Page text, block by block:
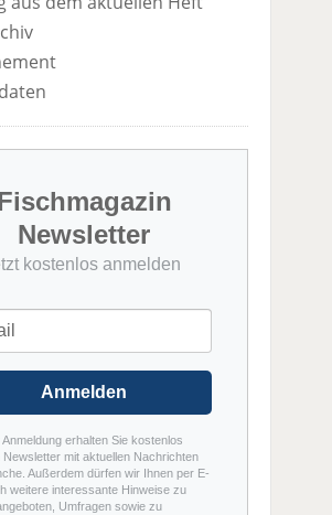
Newsletter
kostenlos anmelden
Anmelden
Anmeldung erhalten Sie kostenlos
Newsletter mit aktuellen Nachrichten
Außerdem dürfen wir Ihnen per E-
weitere interessante Hinweise zu
Umfragen sowie zu